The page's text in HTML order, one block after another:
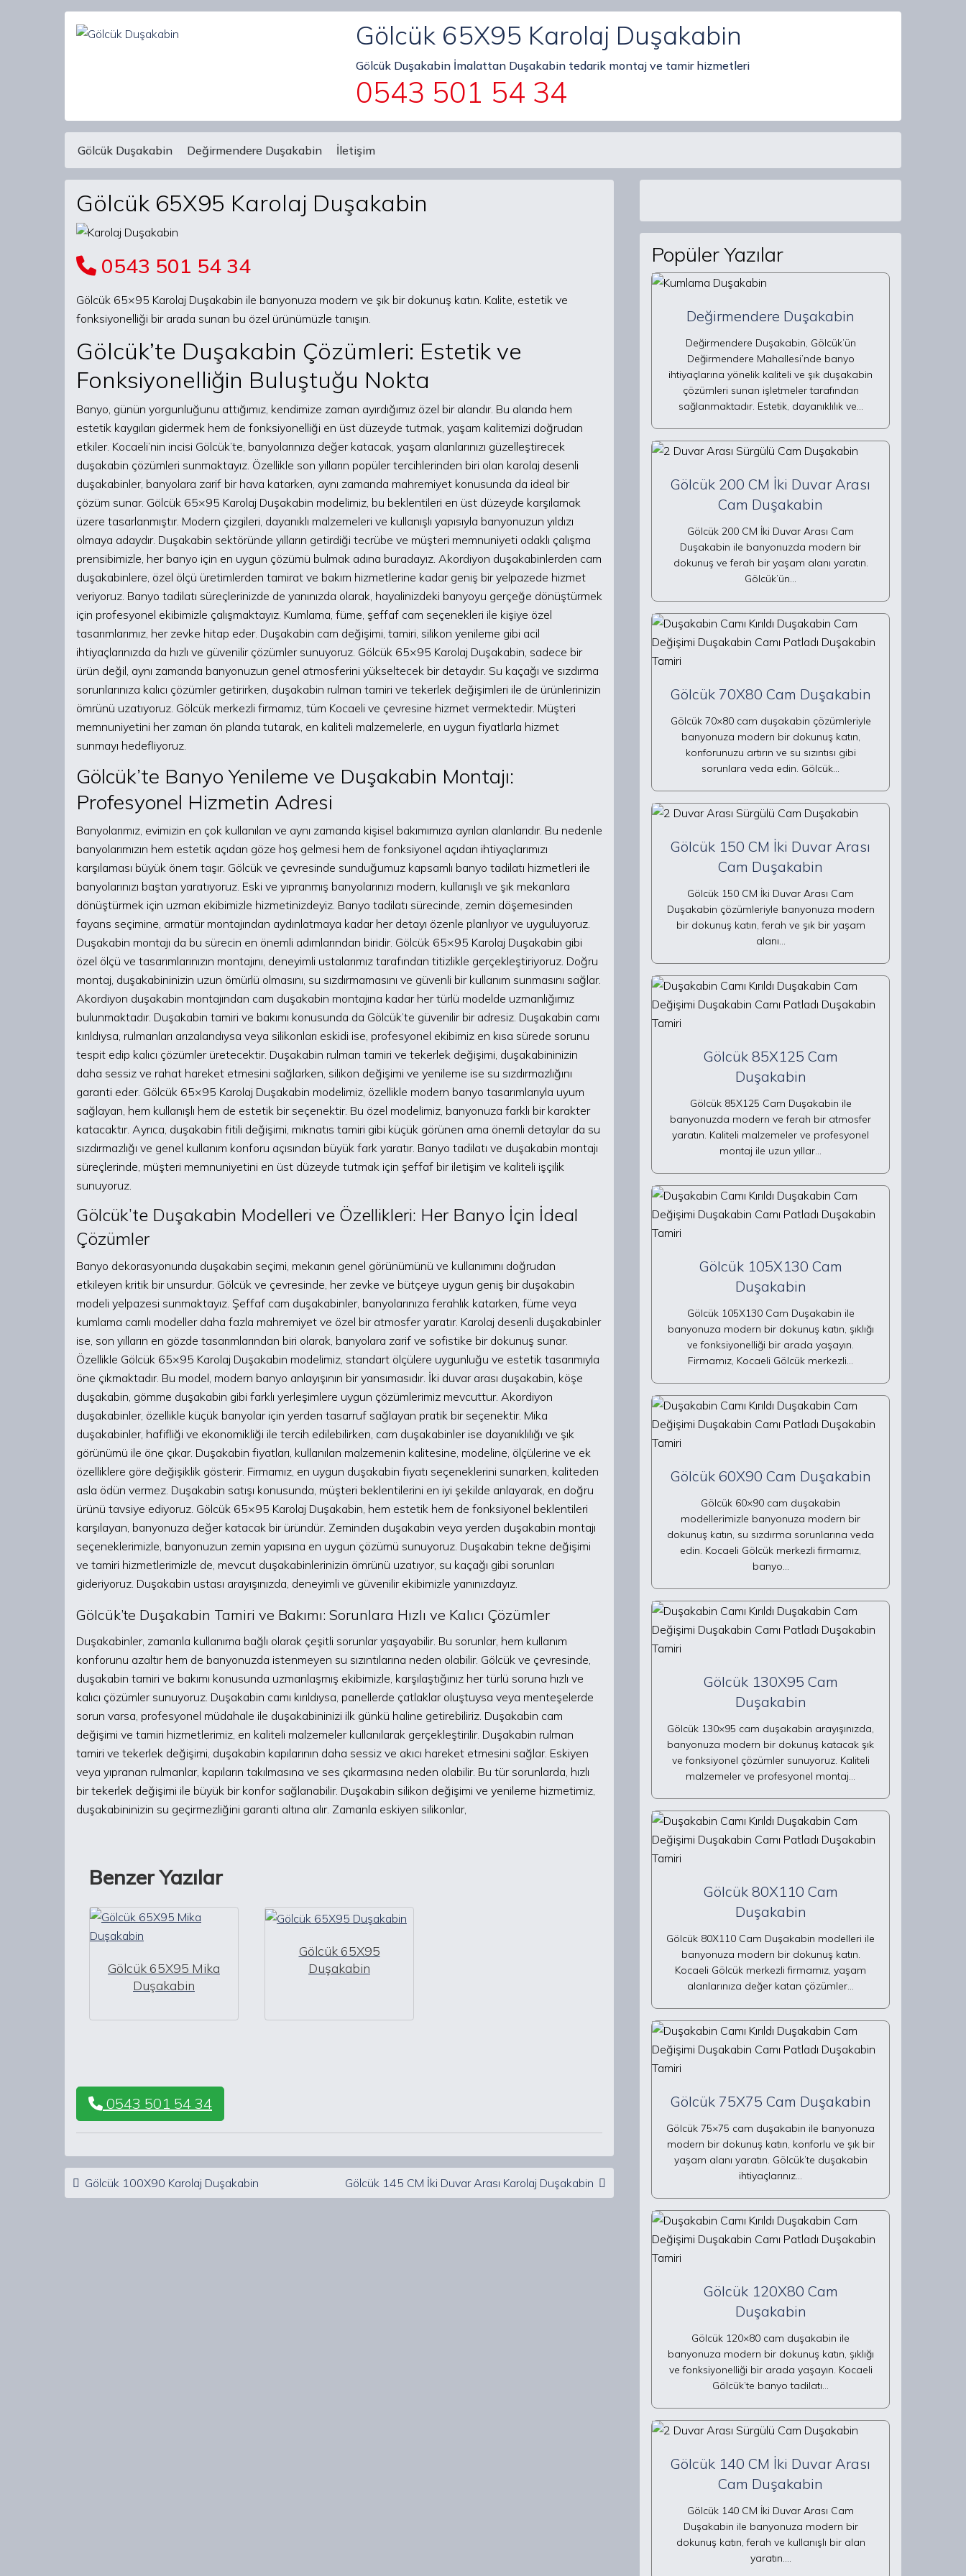
Gölcük 65X95 Karolaj Duşakabin
Gölcük Duşakabin İmalattan Duşakabin tedarik montaj ve tamir hizmetleri
0543 501 54 34
Main Navigation
Gölcük Duşakabin Değirmendere Duşakabin İletişim
Gölcük 65X95 Karolaj Duşakabin
0543 501 54 34
Gölcük 65×95 Karolaj Duşakabin ile banyonuza modern ve şık bir dokunuş katın. Kalite, estetik ve
fonksiyonelliği bir arada sunan bu özel ürünümüzle tanışın.
Gölcük’te Duşakabin Çözümleri: Estetik ve
Fonksiyonelliğin Buluştuğu Nokta
Banyo, günün yorgunluğunu attığımız, kendimize zaman ayırdığımız özel bir alandır. Bu alanda hem
estetik kaygıları gidermek hem de fonksiyonelliği en üst düzeyde tutmak, yaşam kalitemizi doğrudan
etkiler. Kocaeli’nin incisi Gölcük’te, banyolarınıza değer katacak, yaşam alanlarınızı güzelleştirecek
duşakabin çözümleri sunmaktayız. Özellikle son yılların popüler tercihlerinden biri olan karolaj desenli
duşakabinler, banyolara zarif bir hava katarken, aynı zamanda mahremiyet konusunda da ideal bir
çözüm sunar. Gölcük 65×95 Karolaj Duşakabin modelimiz, bu beklentileri en üst düzeyde karşılamak
üzere tasarlanmıştır. Modern çizgileri, dayanıklı malzemeleri ve kullanışlı yapısıyla banyonuzun yıldızı
olmaya adaydır. Duşakabin sektöründe yılların getirdiği tecrübe ve müşteri memnuniyeti odaklı çalışma
prensibimizle, her banyo için en uygun çözümü bulmak adına buradayız. Akordiyon duşakabinlerden cam
duşakabinlere, özel ölçü üretimlerden tamirat ve bakım hizmetlerine kadar geniş bir yelpazede hizmet
veriyoruz. Banyo tadilatı süreçlerinizde de yanınızda olarak, hayalinizdeki banyoyu gerçeğe dönüştürmek
için profesyonel ekibimizle çalışmaktayız. Kumlama, füme, şeffaf cam seçenekleri ile kişiye özel
tasarımlarımız, her zevke hitap eder. Duşakabin cam değişimi, tamiri, silikon yenileme gibi acil
ihtiyaçlarınızda da hızlı ve güvenilir çözümler sunuyoruz. Gölcük 65×95 Karolaj Duşakabin, sadece bir
ürün değil, aynı zamanda banyonuzun genel atmosferini yükseltecek bir detaydır. Su kaçağı ve sızdırma
sorunlarınıza kalıcı çözümler getirirken, duşakabin rulman tamiri ve tekerlek değişimleri ile de ürünlerinizin
ömrünü uzatıyoruz. Gölcük merkezli firmamız, tüm Kocaeli ve çevresine hizmet vermektedir. Müşteri
memnuniyetini her zaman ön planda tutarak, en kaliteli malzemelerle, en uygun fiyatlarla hizmet
sunmayı hedefliyoruz.
Gölcük’te Banyo Yenileme ve Duşakabin Montajı:
Profesyonel Hizmetin Adresi
Banyolarımız, evimizin en çok kullanılan ve aynı zamanda kişisel bakımımıza ayrılan alanlarıdır. Bu nedenle
banyolarımızın hem estetik açıdan göze hoş gelmesi hem de fonksiyonel açıdan ihtiyaçlarımızı
karşılaması büyük önem taşır. Gölcük ve çevresinde sunduğumuz kapsamlı banyo tadilatı hizmetleri ile
banyolarınızı baştan yaratıyoruz. Eski ve yıpranmış banyolarınızı modern, kullanışlı ve şık mekanlara
dönüştürmek için uzman ekibimizle hizmetinizdeyiz. Banyo tadilatı sürecinde, zemin döşemesinden
fayans seçimine, armatür montajından aydınlatmaya kadar her detayı özenle planlıyor ve uyguluyoruz.
Duşakabin montajı da bu sürecin en önemli adımlarından biridir. Gölcük 65×95 Karolaj Duşakabin gibi
özel ölçü ve tasarımlarınızın montajını, deneyimli ustalarımız tarafından titizlikle gerçekleştiriyoruz. Doğru
montaj, duşakabininizin uzun ömürlü olmasını, su sızdırmamasını ve güvenli bir kullanım sunmasını sağlar.
Akordiyon duşakabin montajından cam duşakabin montajına kadar her türlü modelde uzmanlığımız
bulunmaktadır. Duşakabin tamiri ve bakımı konusunda da Gölcük’te güvenilir bir adresiz. Duşakabin camı
kırıldıysa, rulmanları arızalandıysa veya silikonları eskidi ise, profesyonel ekibimiz en kısa sürede sorunu
tespit edip kalıcı çözümler üretecektir. Duşakabin rulman tamiri ve tekerlek değişimi, duşakabininizin
daha sessiz ve rahat hareket etmesini sağlarken, silikon değişimi ve yenileme ise su sızdırmazlığını
garanti eder. Gölcük 65×95 Karolaj Duşakabin modelimiz, özellikle modern banyo tasarımlarıyla uyum
sağlayan, hem kullanışlı hem de estetik bir seçenektir. Bu özel modelimiz, banyonuza farklı bir karakter
katacaktır. Ayrıca, duşakabin fitili değişimi, mıknatıs tamiri gibi küçük görünen ama önemli detaylar da su
sızdırmazlığı ve genel kullanım konforu açısından büyük fark yaratır. Banyo tadilatı ve duşakabin montajı
süreçlerinde, müşteri memnuniyetini en üst düzeyde tutmak için şeffaf bir iletişim ve kaliteli işçilik
sunuyoruz.
Gölcük’te Duşakabin Modelleri ve Özellikleri: Her Banyo İçin İdeal
Çözümler
Banyo dekorasyonunda duşakabin seçimi, mekanın genel görünümünü ve kullanımını doğrudan
etkileyen kritik bir unsurdur. Gölcük ve çevresinde, her zevke ve bütçeye uygun geniş bir duşakabin
modeli yelpazesi sunmaktayız. Şeffaf cam duşakabinler, banyolarınıza ferahlık katarken, füme veya
kumlama camlı modeller daha fazla mahremiyet ve özel bir atmosfer yaratır. Karolaj desenli duşakabinler
ise, son yılların en gözde tasarımlarından biri olarak, banyolara zarif ve sofistike bir dokunuş sunar.
Özellikle Gölcük 65×95 Karolaj Duşakabin modelimiz, standart ölçülere uygunluğu ve estetik tasarımıyla
öne çıkmaktadır. Bu model, modern banyo anlayışının bir yansımasıdır. İki duvar arası duşakabin, köşe
duşakabin, gömme duşakabin gibi farklı yerleşimlere uygun çözümlerimiz mevcuttur. Akordiyon
duşakabinler, özellikle küçük banyolar için yerden tasarruf sağlayan pratik bir seçenektir. Mika
duşakabinler, hafifliği ve ekonomikliği ile tercih edilebilirken, cam duşakabinler ise dayanıklılığı ve şık
görünümü ile öne çıkar. Duşakabin fiyatları, kullanılan malzemenin kalitesine, modeline, ölçülerine ve ek
özelliklere göre değişiklik gösterir. Firmamız, en uygun duşakabin fiyatı seçeneklerini sunarken, kaliteden
asla ödün vermez. Duşakabin satışı konusunda, müşteri beklentilerini en iyi şekilde anlayarak, en doğru
ürünü tavsiye ediyoruz. Gölcük 65×95 Karolaj Duşakabin, hem estetik hem de fonksiyonel beklentileri
karşılayan, banyonuza değer katacak bir üründür. Zeminden duşakabin veya yerden duşakabin montajı
seçeneklerimizle, banyonuzun zemin yapısına en uygun çözümü sunuyoruz. Duşakabin tekne değişimi
ve tamiri hizmetlerimizle de, mevcut duşakabinlerinizin ömrünü uzatıyor, su kaçağı gibi sorunları
gideriyoruz. Duşakabin ustası arayışınızda, deneyimli ve güvenilir ekibimizle yanınızdayız.
Gölcük’te Duşakabin Tamiri ve Bakımı: Sorunlara Hızlı ve Kalıcı Çözümler
Duşakabinler, zamanla kullanıma bağlı olarak çeşitli sorunlar yaşayabilir. Bu sorunlar, hem kullanım
konforunu azaltır hem de banyonuzda istenmeyen su sızıntılarına neden olabilir. Gölcük ve çevresinde,
duşakabin tamiri ve bakımı konusunda uzmanlaşmış ekibimizle, karşılaştığınız her türlü soruna hızlı ve
kalıcı çözümler sunuyoruz. Duşakabin camı kırıldıysa, panellerde çatlaklar oluştuysa veya menteşelerde
sorun varsa, profesyonel müdahale ile duşakabininizi ilk günkü haline getirebiliriz. Duşakabin cam
değişimi ve tamiri hizmetlerimiz, en kaliteli malzemeler kullanılarak gerçekleştirilir. Duşakabin rulman
tamiri ve tekerlek değişimi, duşakabin kapılarının daha sessiz ve akıcı hareket etmesini sağlar. Eskiyen
veya yıpranan rulmanlar, kapıların takılmasına ve ses çıkarmasına neden olabilir. Bu tür sorunlarda, hızlı
bir tekerlek değişimi ile büyük bir konfor sağlanabilir. Duşakabin silikon değişimi ve yenileme hizmetimiz,
duşakabininizin su geçirmezliğini garanti altına alır. Zamanla eskiyen silikonlar,
Benzer Yazılar
Gölcük 65X95 Mika
Duşakabin
Gölcük 65X95
Duşakabin
0543 501 54 34
Post navigation
Gölcük 100X90 Karolaj Duşakabin Gölcük 145 CM İki Duvar Arası Karolaj Duşakabin
Popüler Yazılar
Değirmendere Duşakabin
Değirmendere Duşakabin, Gölcük’ün
Değirmendere Mahallesi’nde banyo
ihtiyaçlarına yönelik kaliteli ve şık duşakabin
çözümleri sunan işletmeler tarafından
sağlanmaktadır. Estetik, dayanıklılık ve…
Gölcük 200 CM İki Duvar Arası
Cam Duşakabin
Gölcük 200 CM İki Duvar Arası Cam
Duşakabin ile banyonuzda modern bir
dokunuş ve ferah bir yaşam alanı yaratın.
Gölcük’ün…
Gölcük 70X80 Cam Duşakabin
Gölcük 70×80 cam duşakabin çözümleriyle
banyonuza modern bir dokunuş katın,
konforunuzu artırın ve su sızıntısı gibi
sorunlara veda edin. Gölcük…
Gölcük 150 CM İki Duvar Arası
Cam Duşakabin
Gölcük 150 CM İki Duvar Arası Cam
Duşakabin çözümleriyle banyonuza modern
bir dokunuş katın, ferah ve şık bir yaşam
alanı…
Gölcük 85X125 Cam
Duşakabin
Gölcük 85X125 Cam Duşakabin ile
banyonuzda modern ve ferah bir atmosfer
yaratın. Kaliteli malzemeler ve profesyonel
montaj ile uzun yıllar…
Gölcük 105X130 Cam
Duşakabin
Gölcük 105X130 Cam Duşakabin ile
banyonuza modern bir dokunuş katın, şıklığı
ve fonksiyonelliği bir arada yaşayın.
Firmamız, Kocaeli Gölcük merkezli…
Gölcük 60X90 Cam Duşakabin
Gölcük 60×90 cam duşakabin
modellerimizle banyonuza modern bir
dokunuş katın, su sızdırma sorunlarına veda
edin. Kocaeli Gölcük merkezli firmamız,
banyo…
Gölcük 130X95 Cam
Duşakabin
Gölcük 130×95 cam duşakabin arayışınızda,
banyonuza modern bir dokunuş katacak şık
ve fonksiyonel çözümler sunuyoruz. Kaliteli
malzemeler ve profesyonel montaj…
Gölcük 80X110 Cam
Duşakabin
Gölcük 80X110 Cam Duşakabin modelleri ile
banyonuza modern bir dokunuş katın.
Kocaeli Gölcük merkezli firmamız, yaşam
alanlarınıza değer katan çözümler…
Gölcük 75X75 Cam Duşakabin
Gölcük 75×75 cam duşakabin ile banyonuza
modern bir dokunuş katın, konforlu ve şık bir
yaşam alanı yaratın. Gölcük’te duşakabin
ihtiyaçlarınız…
Gölcük 120X80 Cam
Duşakabin
Gölcük 120×80 cam duşakabin ile
banyonuza modern bir dokunuş katın, şıklığı
ve fonksiyonelliği bir arada yaşayın. Kocaeli
Gölcük’te banyo tadilatı…
Gölcük 140 CM İki Duvar Arası
Cam Duşakabin
Gölcük 140 CM İki Duvar Arası Cam
Duşakabin ile banyonuza modern bir
dokunuş katın, ferah ve kullanışlı bir alan
yaratın.…